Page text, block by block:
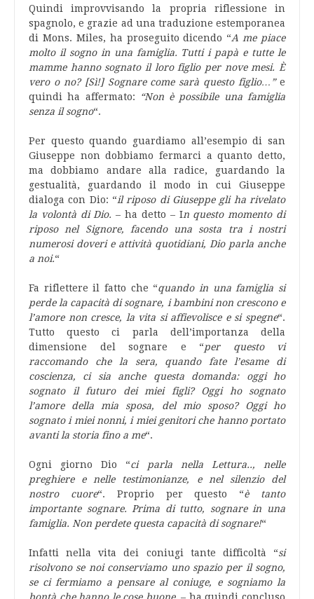
Quindi improvvisando la propria riflessione in
spagnolo, e grazie ad una traduzione estemporanea
di Mons. Miles, ha proseguito dicendo “A me piace
molto il sogno in una famiglia. Tutti i papà e tutte le
mamme hanno sognato il loro figlio per nove mesi. È
vero o no? [Sì!] Sognare come sarà questo figlio…”e
quindi ha affermato: “Non è possibile una famiglia
senza il sogno“.
Per questo quando guardiamo all’esempio di san
Giuseppe non dobbiamo fermarci a quanto detto,
ma dobbiamo andare alla radice, guardando la
gestualità, guardando il modo in cui Giuseppe
dialoga con Dio: “il riposo di Giuseppe gli ha rivelato
la volontà di Dio. – ha detto – In questo momento di
riposo nel Signore, facendo una sosta tra i nostri
numerosi doveri e attività quotidiani, Dio parla anche
a noi.“
Fa riflettere il fatto che “quando in una famiglia si
perde la capacità di sognare, i bambini non crescono e
l’amore non cresce, la vita si affievolisce e si spegne“.
Tutto questo ci parla dell’importanza della
dimensione del sognare e “per questo vi
raccomando che la sera, quando fate l’esame di
coscienza, ci sia anche questa domanda: oggi ho
sognato il futuro dei miei figli? Oggi ho sognato
l’amore della mia sposa, del mio sposo? Oggi ho
sognato i miei nonni, i miei genitori che hanno portato
avanti la storia fino a me“.
Ogni giorno Dio “ci parla nella Lettura.., nelle
preghiere e nelle testimonianze, e nel silenzio del
nostro cuore“. Proprio per questo “è tanto
importante sognare. Prima di tutto, sognare in una
famiglia. Non perdete questa capacità di sognare!“
Infatti nella vita dei coniugi tante difficoltà “si
risolvono se noi conserviamo uno spazio per il sogno,
se ci fermiamo a pensare al coniuge, e sogniamo la